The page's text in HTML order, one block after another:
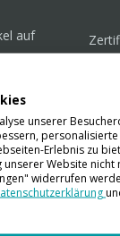
auf
unserer
Erlebnis zu
Website nicht
widerrufen